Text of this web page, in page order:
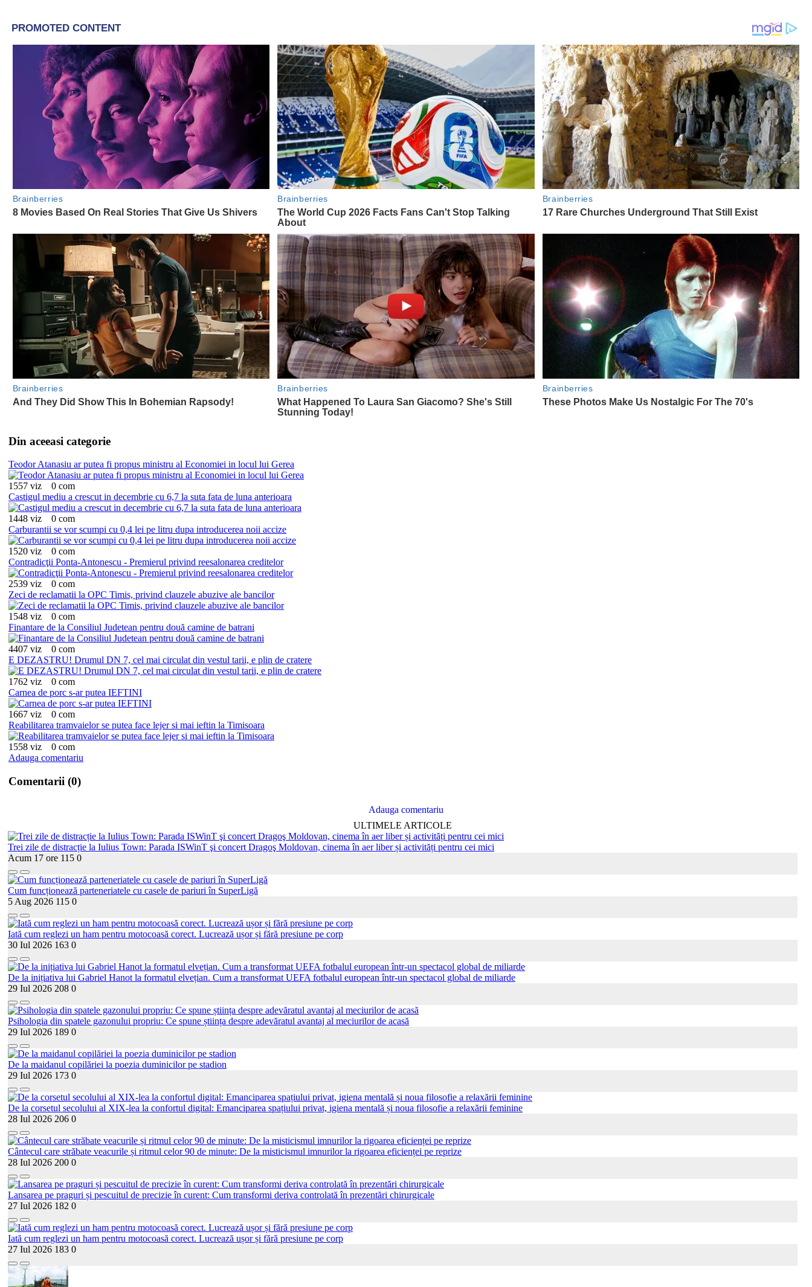
Din aceeasi categorie
Teodor Atanasiu ar putea fi propus ministru al Economiei in locul lui Gerea
1557 viz
0 com
Castigul mediu a crescut in decembrie cu 6,7 la suta fata de luna anterioara
1448 viz
0 com
Carburantii se vor scumpi cu 0,4 lei pe litru dupa introducerea noii accize
1520 viz
0 com
Contradicţii Ponta-Antonescu - Premierul privind reesalonarea creditelor
2539 viz
0 com
Zeci de reclamatii la OPC Timis, privind clauzele abuzive ale bancilor
1548 viz
0 com
Finantare de la Consiliul Judetean pentru două camine de batrani
4407 viz
0 com
E DEZASTRU! Drumul DN 7, cel mai circulat din vestul tarii, e plin de cratere
1762 viz
0 com
Carnea de porc s-ar putea IEFTINI
1667 viz
0 com
Reabilitarea tramvaielor se putea face lejer si mai ieftin la Timisoara
1558 viz
0 com
Adauga comentariu
Comentarii (0)
Adauga comentariu
ULTIMELE ARTICOLE
Trei zile de distracție la Iulius Town: Parada ISWinT şi concert Dragoş Moldovan, cinema în aer liber și activități pentru cei mici
Acum 17 ore 115 0
Cum funcționează parteneriatele cu casele de pariuri în SuperLigă
5 Aug 2026 115 0
Iată cum reglezi un ham pentru motocoasă corect. Lucrează ușor și fără presiune pe corp
30 Iul 2026 163 0
De la inițiativa lui Gabriel Hanot la formatul elvețian. Cum a transformat UEFA fotbalul european într-un spectacol global de miliarde
29 Iul 2026 208 0
Psihologia din spatele gazonului propriu: Ce spune știința despre adevăratul avantaj al meciurilor de acasă
29 Iul 2026 189 0
De la maidanul copilăriei la poezia duminicilor pe stadion
29 Iul 2026 173 0
De la corsetul secolului al XIX-lea la confortul digital: Emanciparea spațiului privat, igiena mentală și noua filosofie a relaxării feminine
28 Iul 2026 206 0
Cântecul care străbate veacurile și ritmul celor 90 de minute: De la misticismul imnurilor la rigoarea eficienței pe reprize
28 Iul 2026 200 0
Lansarea pe praguri și pescuitul de precizie în curent: Cum transformi deriva controlată în prezentări chirurgicale
27 Iul 2026 182 0
Iată cum reglezi un ham pentru motocoasă corect. Lucrează ușor și fără presiune pe corp
27 Iul 2026 183 0